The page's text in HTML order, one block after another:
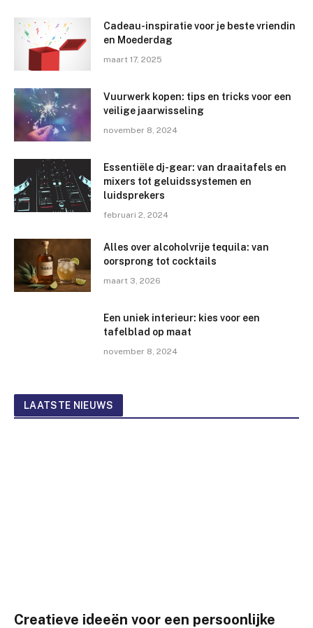
Cadeau-inspiratie voor je beste vriendin
en Moederdag
maart 17, 2025
Vuurwerk kopen: tips en tricks voor een
veilige jaarwisseling
november 8, 2024
Essentiële dj-gear: van draaitafels en
mixers tot geluidssystemen en
luidsprekers
februari 2, 2024
Alles over alcoholvrije tequila: van
oorsprong tot cocktails
maart 3, 2026
Een uniek interieur: kies voor een
tafelblad op maat
november 8, 2024
LAATSTE NIEUWS
Creatieve ideeën voor een persoonlijke